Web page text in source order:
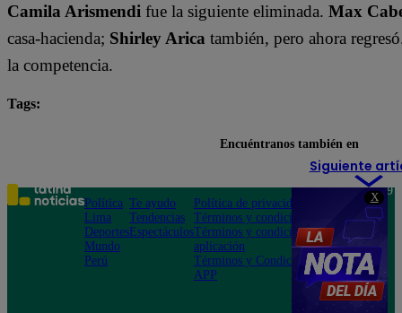
X
Camila Arismendi fue la siguiente eliminada. Max
casa-hacienda; Shirley Arica también, pero ahora
la competencia.
Tags:
Siguiente
Encuéntranos también en
Política
Lima
Deportes
Mundo
Perú
Te ayudo
Tendencias
Espectáculos
Política de privacidad
Términos y condiciones
Términos y condiciones
aplicación
Términos y Condiciones
APP
Teléfono: 219
Av. San
Felipe 968
Jesús María